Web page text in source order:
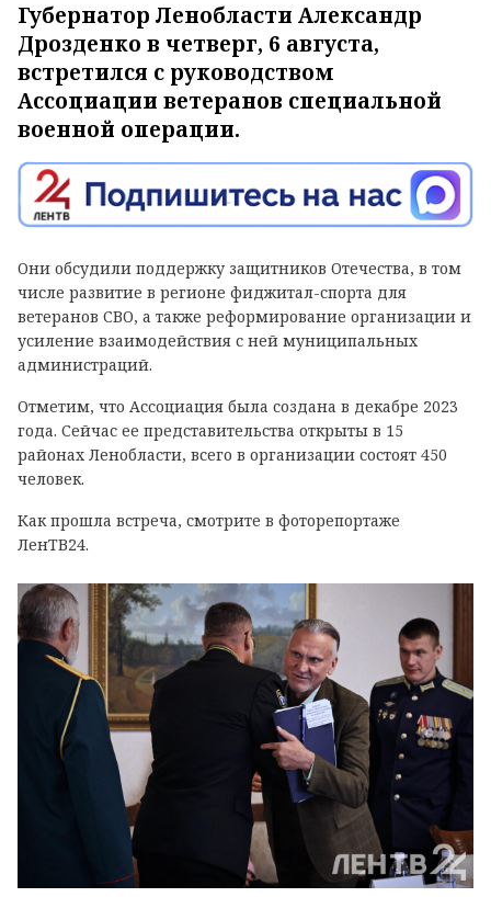
Губернатор Ленобласти Александр
Дрозденко в четверг, 6 августа,
встретился с руководством
Ассоциации ветеранов специальной
военной операции.
Они обсудили поддержку защитников Отечества, в том
числе развитие в регионе фиджитал-спорта для
ветеранов СВО, а также реформирование организации и
усиление взаимодействия с ней муниципальных
администраций.
Отметим, что Ассоциация была создана в декабре 2023
года. Сейчас ее представительства открыты в 15
районах Ленобласти, всего в организации состоят 450
человек.
Как прошла встреча, смотрите в фоторепортаже
ЛенТВ24.